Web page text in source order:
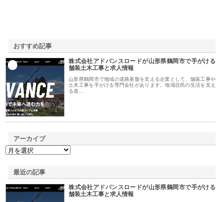
おすすめ記事
株式会社アドバンスロードが山形県鶴岡市で手がける
舗装土木工事と求人情報
山形県鶴岡市で地域の道路基盤を支える企業として、舗装工事や
土木工事を手がける専門会社があります。地域住民の生活を支え
る道…
アーカイブ
最近の記事
株式会社アドバンスロードが山形県鶴岡市で手がける
舗装土木工事と求人情報